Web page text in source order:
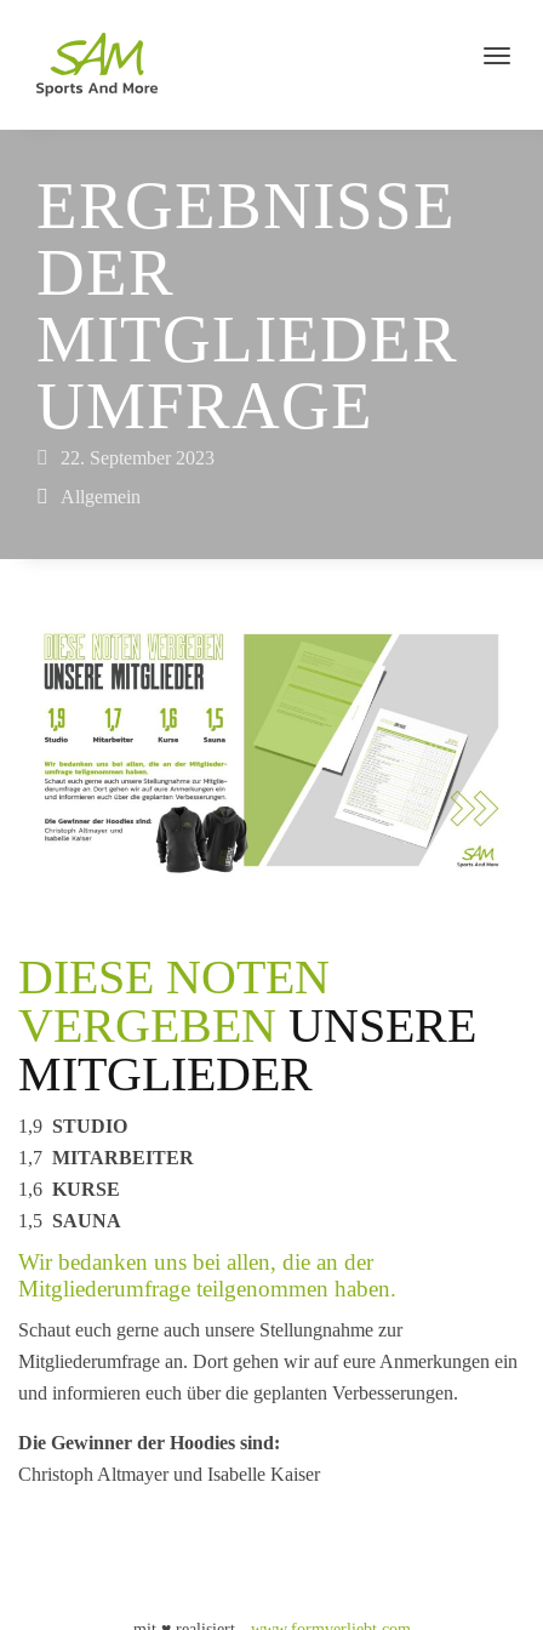
ERGEBNISSE
DER
MITGLIEDER
UMFRAGE
22. September 2023
Allgemein
DIESE NOTEN
VERGEBEN UNSERE
MITGLIEDER
1,9 STUDIO
1,7 MITARBEITER
1,6 KURSE
1,5 SAUNA
Wir bedanken uns bei allen, die an der
Mitgliederumfrage teilgenommen haben.
Schaut euch gerne auch unsere Stellungnahme zur
Mitgliederumfrage an. Dort gehen wir auf eure Anmerkungen ein
und informieren euch über die geplanten Verbesserungen.
Die Gewinner der Hoodies sind:
Christoph Altmayer und Isabelle Kaiser